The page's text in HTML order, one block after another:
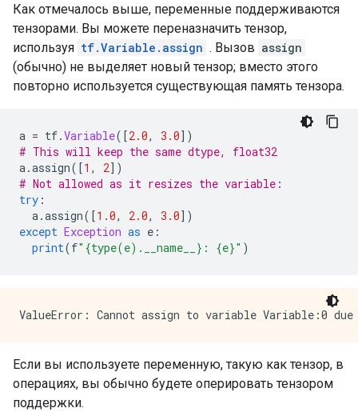
Как отмечалось выше, переменные поддерживаются
тензорами. Вы можете переназначить тензор,
используя tf.Variable.assign . Вызов assign
(обычно) не выделяет новый тензор; вместо этого
повторно используется существующая память тензора.
a = tf.Variable([2.0, 3.0])
# This will keep the same dtype, float32
a.assign([1 , 2])
# Not allowed as it resizes the variable:
try :
a.assign([1.0, 2.0, 3.0])
except Exception as e :
print(f"{type(e).__name__}: {e}" )
Если вы используете переменную, такую ​​как тензор, в
операциях, вы обычно будете оперировать тензором
поддержки.